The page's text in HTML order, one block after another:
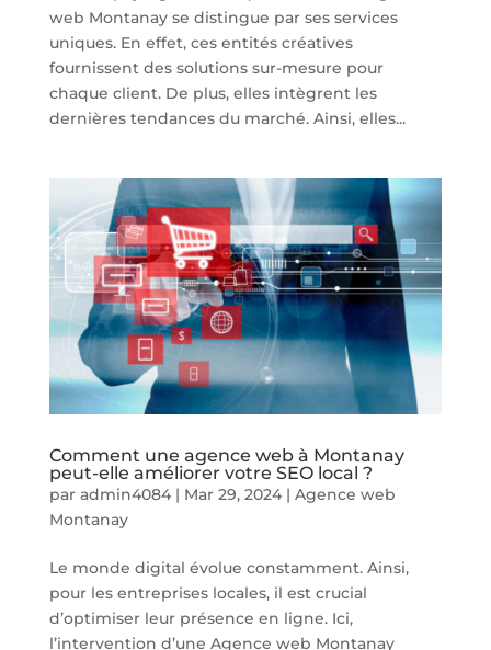
web Montanay se distingue par ses services
uniques. En effet, ces entités créatives
fournissent des solutions sur-mesure pour
chaque client. De plus, elles intègrent les
dernières tendances du marché. Ainsi, elles...
Comment une agence web à Montanay
peut-elle améliorer votre SEO local ?
par admin4084| Mar 29, 2024| Agence web
Montanay
Le monde digital évolue constamment. Ainsi,
pour les entreprises locales, il est crucial
d’optimiser leur présence en ligne. Ici,
l’intervention d’une Agence web Montanay